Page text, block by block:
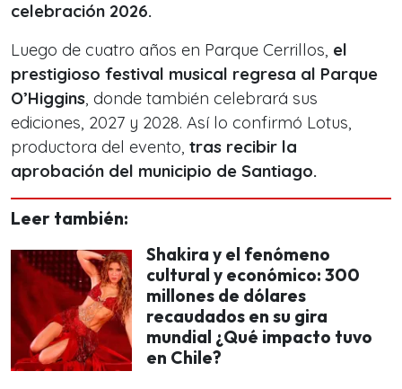
celebración 2026.
Luego de cuatro años en Parque Cerrillos, el
prestigioso festival musical regresa al Parque
O’Higgins, donde también celebrará sus
ediciones, 2027 y 2028. Así lo confirmó Lotus,
productora del evento, tras recibir la
aprobación del municipio de Santiago.
Leer también:
Shakira y el fenómeno
cultural y económico: 300
millones de dólares
recaudados en su gira
mundial ¿Qué impacto tuvo
en Chile?